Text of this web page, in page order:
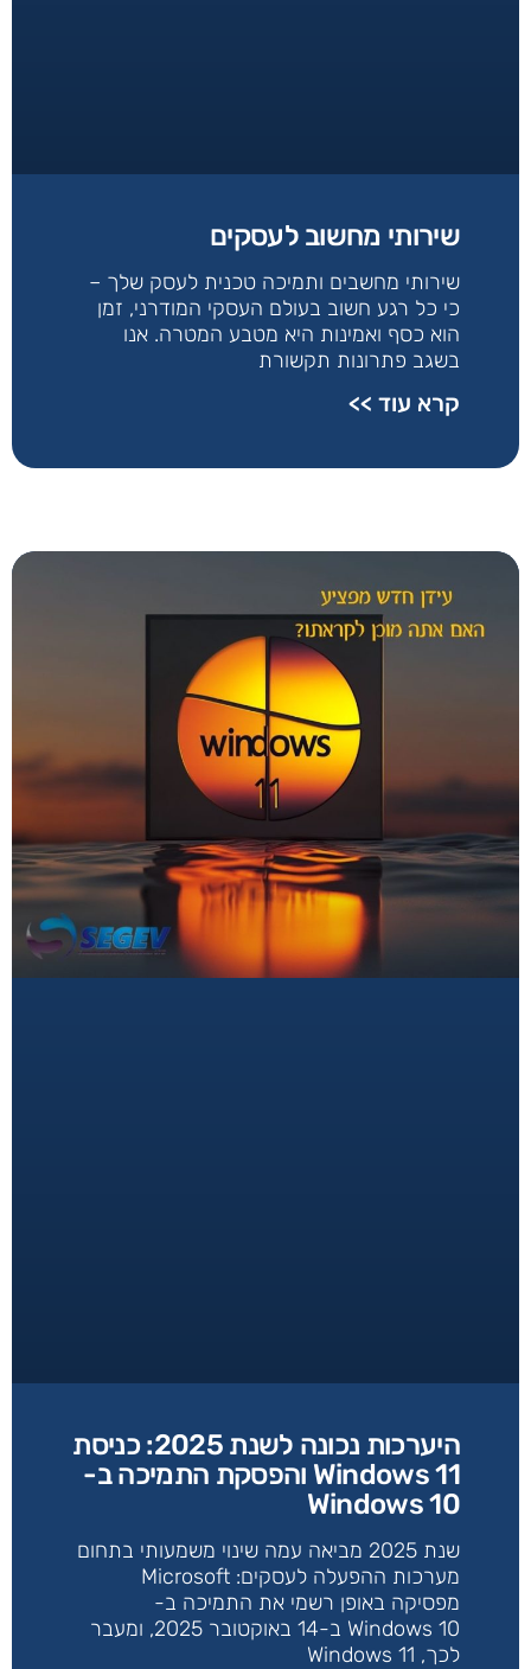
שירותי מחשוב לעסקים
שירותי מחשבים ותמיכה טכנית לעסק שלך –
כי כל רגע חשוב בעולם העסקי המודרני, זמן
הוא כסף ואמינות היא מטבע המטרה. אנו
בשגב פתרונות תקשורת
קרא עוד >>
היערכות נכונה לשנת 2025: כניסת
Windows 11 והפסקת התמיכה ב-
Windows 10
שנת 2025 מביאה עמה שינוי משמעותי בתחום
מערכות ההפעלה לעסקים: Microsoft
מפסיקה באופן רשמי את התמיכה ב-
Windows 10 ב-14 באוקטובר 2025, ומעבר
לכך, Windows 11